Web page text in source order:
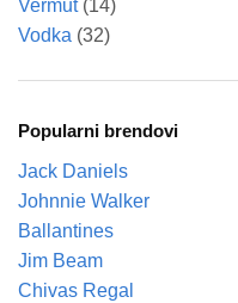
Vermut (14)
Vodka (32)
Popularni brendovi
Jack Daniels
Johnnie Walker
Ballantines
Jim Beam
Chivas Regal